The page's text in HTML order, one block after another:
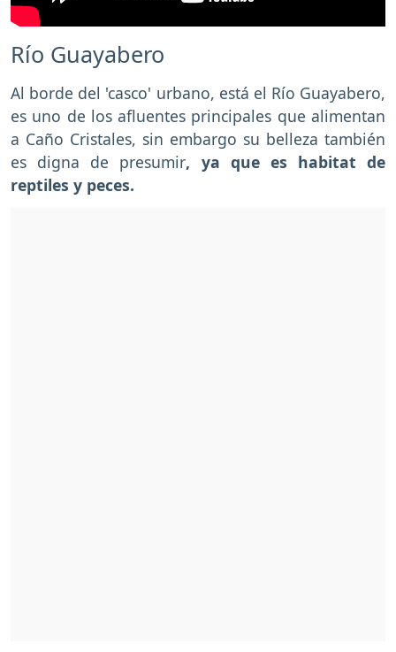
Río Guayabero
Al borde del 'casco' urbano, está el Río Guayabero,
es uno de los afluentes principales que alimentan
a Caño Cristales, sin embargo su belleza también
es digna de presumir, ya que es habitat de
reptiles y peces.